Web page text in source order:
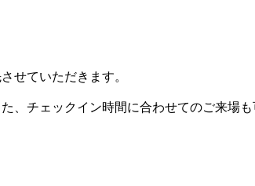
せていただきます。
、チェックイン時間に合わせてのご来場